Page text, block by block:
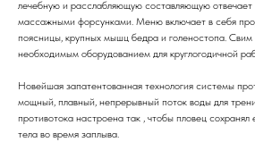
лечебную и расслабляющую составляющую отвечает
массажными форсунками. Меню включает в себя
поясницы, крупных мышц бедра и голеностопа. Свим
необходимым оборудованием для круглогодичной
Новейшая запатентованная технология системы
мощный, плавный, непрерывный поток воды для
противотока настроена так , чтобы пловец
тела во время заплыва.